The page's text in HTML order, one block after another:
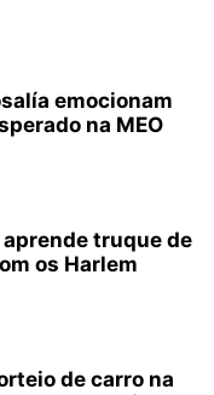
emocionam
na MEO
aprende truque de
os Harlem
de carro na